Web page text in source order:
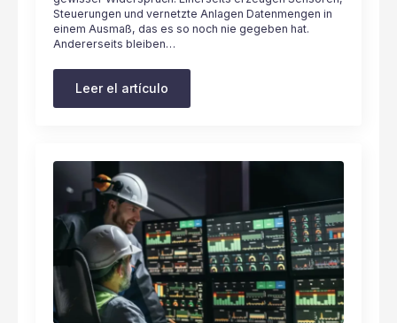
Steuerungen und vernetzte Anlagen Datenmengen in
einem Ausmaß, das es so noch nie gegeben hat.
Andererseits bleiben…
Leer el artículo